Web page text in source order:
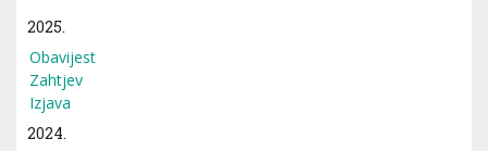
2025.
Obavijest
Zahtjev
Izjava
2024.